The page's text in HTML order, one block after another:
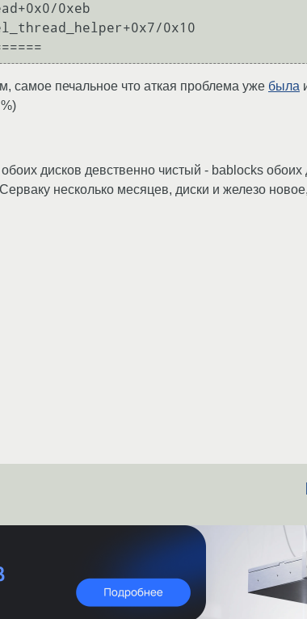
0xeb
0x10
самое печальное что аткая проблема уже была
дисков девственно чистый - bablocks обоих
несколько месяцев, диски и железо